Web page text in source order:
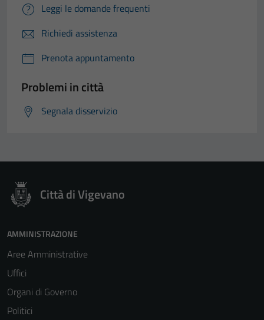
Leggi le domande frequenti
Richiedi assistenza
Prenota appuntamento
Problemi in città
Segnala disservizio
Città di Vigevano
AMMINISTRAZIONE
Aree Amministrative
Uffici
Organi di Governo
Politici